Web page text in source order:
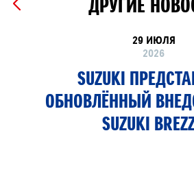
ДРУГИЕ
29 ИЮЛЯ
2026
SUZUKI
ОБНОВЛЁННЫЙ
SUZUKI